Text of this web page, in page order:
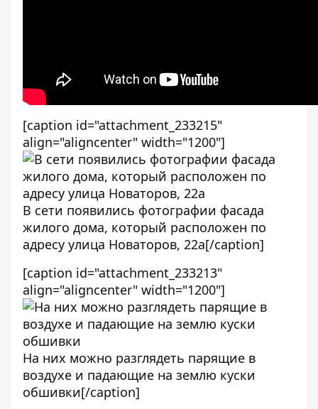
[caption id="attachment_233215"
align="aligncenter" width="1200"]
В сети появились фотографии фасада
жилого дома, который расположен по
адресу улица Новаторов, 22а[/caption]
[caption id="attachment_233213"
align="aligncenter" width="1200"]
На них можно разглядеть парящие в
воздухе и падающие на землю куски
обшивки[/caption]